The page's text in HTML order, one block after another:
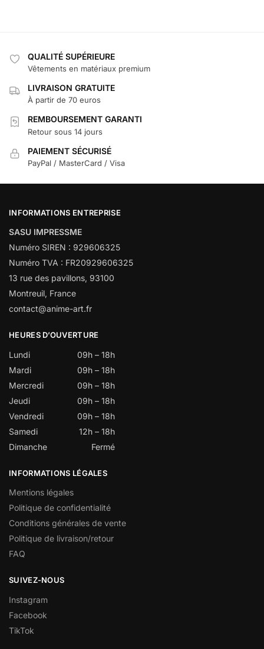
QUALITÉ SUPÉRIEURE
Vêtements en matériaux premium
LIVRAISON GRATUITE
À partir de 70 euros
REMBOURSEMENT GARANTI
Retour sous 14 jours
PAIEMENT SÉCURISÉ
PayPal / MasterCard / Visa
INFORMATIONS ENTREPRISE
SASU IMPRESSME
Numéro SIREN : 929606325
Numéro TVA : FR20929606325
13 rue des pavillons, 93100
Montreuil, France
contact@anime-art.fr
HEURES D’OUVERTURE
Lundi
09h – 18h
Mardi
09h – 18h
Mercredi
09h – 18h
Jeudi
09h – 18h
Vendredi
09h – 18h
Samedi
12h – 18h
Dimanche
Fermé
INFORMATIONS LÉGALES
Mentions légales
Politique de confidentialité
Conditions générales de vente
Politique de livraison/retour
FAQ
SUIVEZ-NOUS
Instagram
Facebook
TikTok